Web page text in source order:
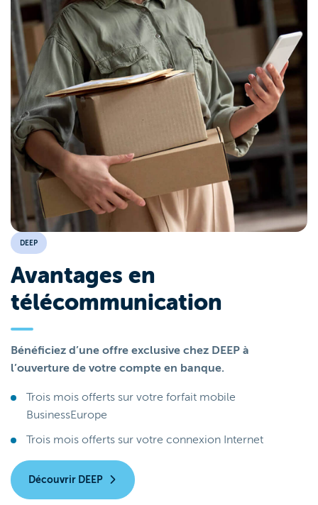
DEEP
Avantages en
télécommunication
Bénéficiez d’une offre exclusive chez DEEP à
l’ouverture de votre compte en banque.
Trois mois offerts sur votre forfait mobile
BusinessEurope
Trois mois offerts sur votre connexion Internet
Découvrir DEEP